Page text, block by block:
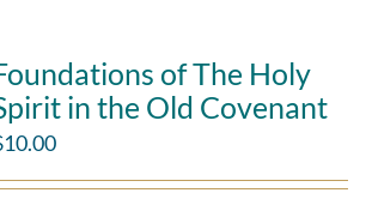
of The Holy
in the Old Covenant
10.00